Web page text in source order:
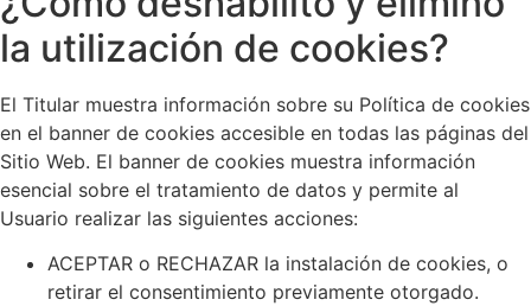
la utilización de cookies?
El Titular muestra información sobre su Política de cookies
en el banner de cookies accesible en todas las páginas del
Sitio Web. El banner de cookies muestra información
esencial sobre el tratamiento de datos y permite al
Usuario realizar las siguientes acciones:
ACEPTAR o RECHAZAR la instalación de cookies, o
retirar el consentimiento previamente otorgado.